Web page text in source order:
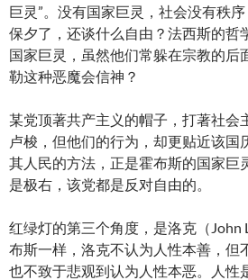
巨灵”。没有国家巨灵，社会没有秩
保夕了，还谈什么自由？法西斯的哲
国家巨灵，虽然他们常躲在宗教的后
勒这种恶魔会信神？
某党顶著共产主义的帽子，打著社会
卢梭，但他们的行为，却更贴近该国
其人民的方法，正是霍布斯的国家巨
是极右，该党都是反对自由的。
红绿灯的第三个角度，是洛克（John
布斯一样，洛克不认为人性本善，但
也不致于悲观到认为人性本恶。人性